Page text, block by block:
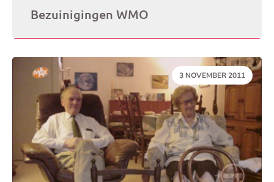
Bezuinigingen WMO
DATUM:
3 NOVEMBER 2011